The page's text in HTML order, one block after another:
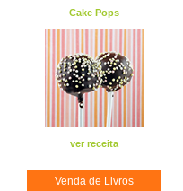
Cake Pops
ver receita
Venda de Livros